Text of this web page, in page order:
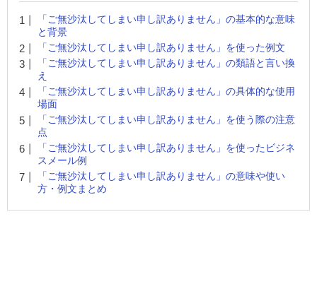
「ご無沙汰してしまい申し訳ありません」の基本的な意味
と背景
「ご無沙汰してしまい申し訳ありません」を使った例文
「ご無沙汰してしまい申し訳ありません」の類語と言い換
え
「ご無沙汰してしまい申し訳ありません」の具体的な使用
場面
「ご無沙汰してしまい申し訳ありません」を使う際の注意
点
「ご無沙汰してしまい申し訳ありません」を使ったビジネ
スメール例
「ご無沙汰してしまい申し訳ありません」の意味や使い
方・例文まとめ